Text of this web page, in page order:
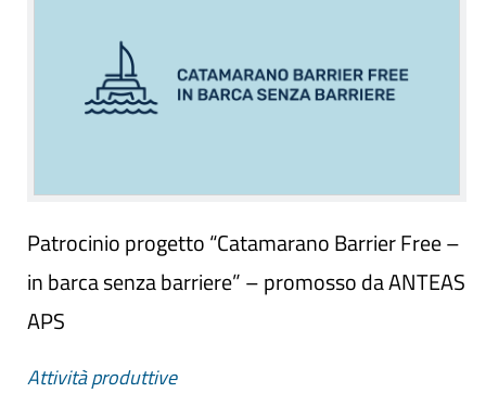
Patrocinio progetto “Catamarano Barrier Free –
in barca senza barriere” – promosso da ANTEAS
APS
Attività produttive